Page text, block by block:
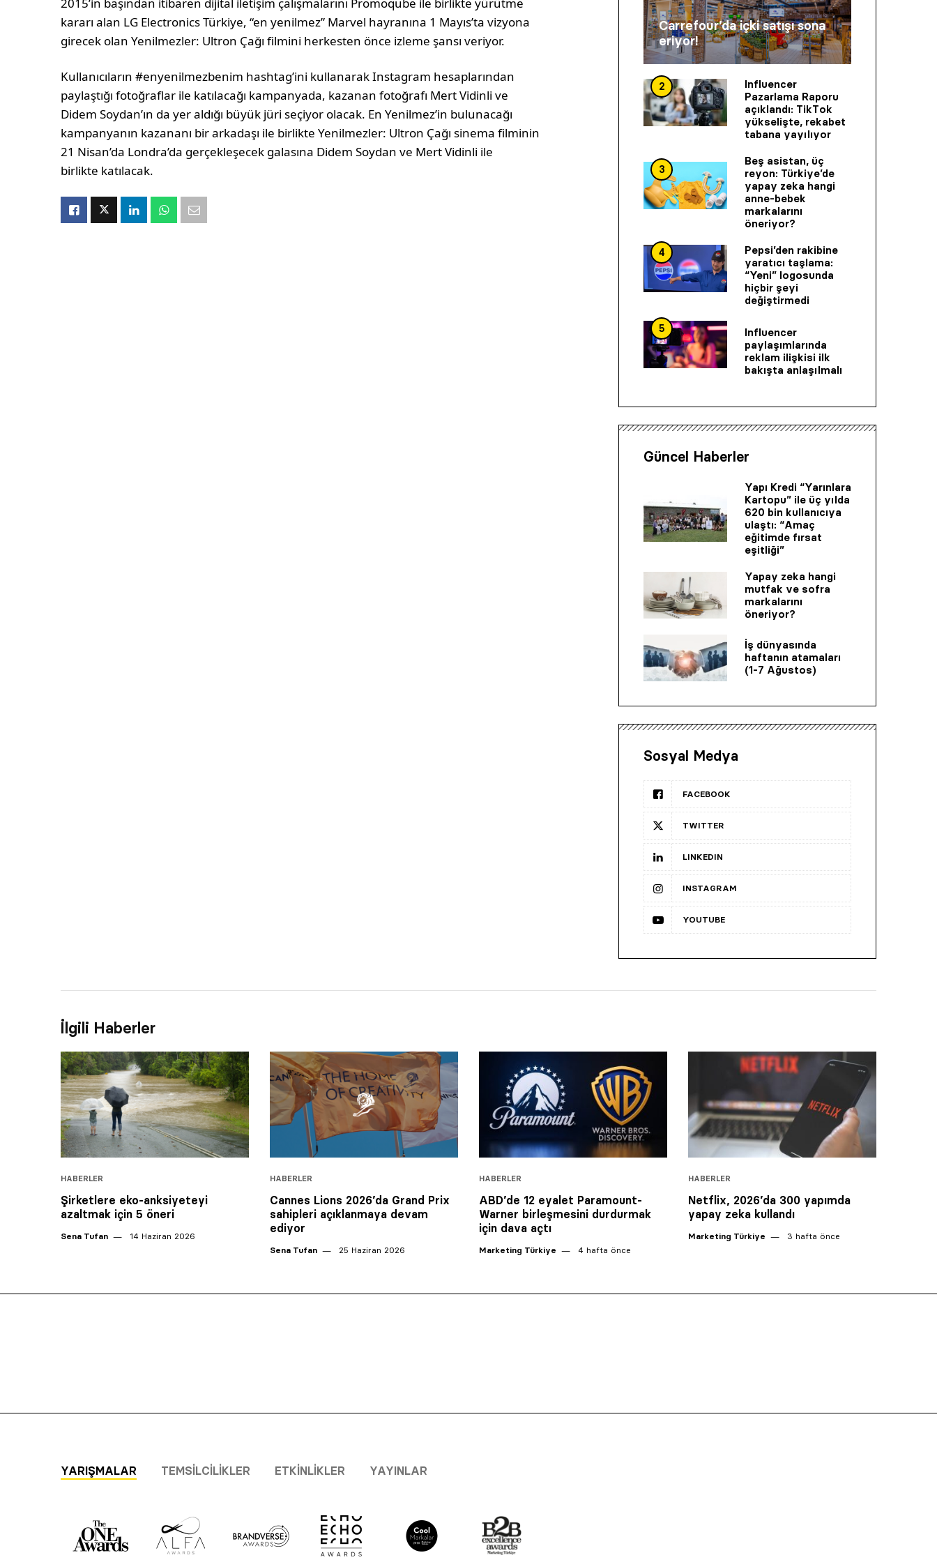
kararı alan LG Electronics Türkiye, “en yenilmez” Marvel hayranına 1 Mayıs’ta vizyona
girecek olan Yenilmezler: Ultron Çağı filmini herkesten önce izleme şansı veriyor.
Kullanıcıların #enyenilmezbenim hashtag’ini kullanarak Instagram hesaplarından
paylaştığı fotoğraflar ile katılacağı kampanyada, kazanan fotoğrafı Mert Vidinli ve
Didem Soydan’ın da yer aldığı büyük jüri seçiyor olacak. En Yenilmez’in bulunacağı
kampanyanın kazananı bir arkadaşı ile birlikte Yenilmezler: Ultron Çağı sinema filminin
21 Nisan’da Londra’da gerçekleşecek galasına Didem Soydan ve Mert Vidinli ile
birlikte katılacak.
Carrefour’da içki satışı sona
eriyor!
2
Influencer
Pazarlama Raporu
açıklandı: TikTok
yükselişte, rekabet
tabana yayılıyor
3
Beş asistan, üç
reyon: Türkiye’de
yapay zeka hangi
anne-bebek
markalarını
öneriyor?
4
Pepsi’den rakibine
yaratıcı taşlama:
“Yeni” logosunda
hiçbir şeyi
değiştirmedi
5
Influencer
paylaşımlarında
reklam ilişkisi ilk
bakışta anlaşılmalı
Güncel Haberler
Yapı Kredi “Yarınlara
Kartopu” ile üç yılda
620 bin kullanıcıya
ulaştı: “Amaç
eğitimde fırsat
eşitliği”
Yapay zeka hangi
mutfak ve sofra
markalarını
öneriyor?
İş dünyasında
haftanın atamaları
(1-7 Ağustos)
Sosyal Medya
FACEBOOK
TWITTER
LINKEDIN
INSTAGRAM
YOUTUBE
İlgili Haberler
HABERLER
Şirketlere eko-anksiyeteyi
azaltmak için 5 öneri
Sena Tufan 14 Haziran 2026
HABERLER
Cannes Lions 2026’da Grand Prix
sahipleri açıklanmaya devam
ediyor
Sena Tufan 25 Haziran 2026
HABERLER
ABD’de 12 eyalet Paramount-
Warner birleşmesini durdurmak
için dava açtı
Marketing Türkiye 4 hafta önce
HABERLER
Netflix, 2026’da 300 yapımda
yapay zeka kullandı
Marketing Türkiye 3 hafta önce
YARIŞMALAR TEMSILCILIKLER ETKINLIKLER YAYINLAR